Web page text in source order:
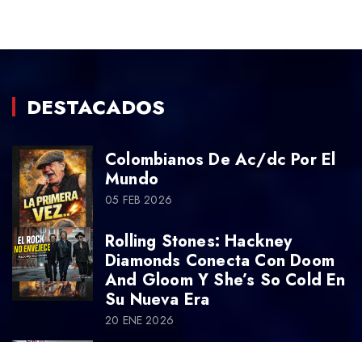
DESTACADOS
Colombianos De Ac/dc Por El
Mundo
05 FEB 2026
Rolling Stones: Hackney
Diamonds Conecta Con Doom
And Gloom Y She’s So Cold En
Su Nueva Era
20 ENE 2026